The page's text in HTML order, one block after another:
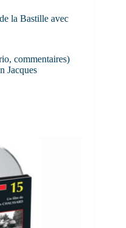
la Bastille avec
commentaires)
Jacques